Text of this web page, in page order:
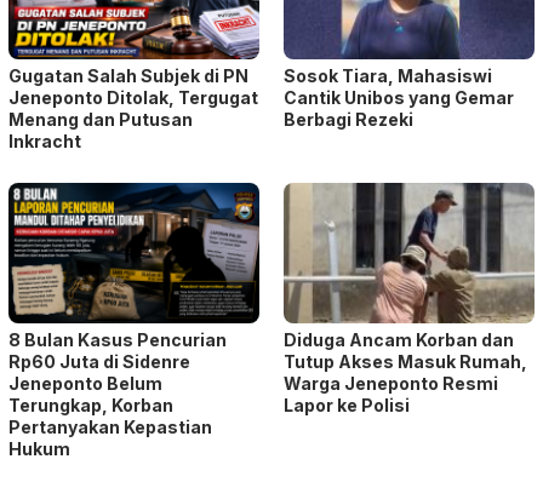
Gugatan Salah Subjek di PN
Jeneponto Ditolak, Tergugat
Menang dan Putusan
Inkracht
Sosok Tiara, Mahasiswi
Cantik Unibos yang Gemar
Berbagi Rezeki
8 Bulan Kasus Pencurian
Rp60 Juta di Sidenre
Jeneponto Belum
Terungkap, Korban
Pertanyakan Kepastian
Hukum
Diduga Ancam Korban dan
Tutup Akses Masuk Rumah,
Warga Jeneponto Resmi
Lapor ke Polisi